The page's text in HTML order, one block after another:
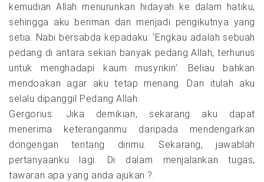
kemudian Allah menurunkan hidayah ke dalam hatiku,
sehingga aku beriman dan menjadi pengikutnya yang
setia. Nabi bersabda kepadaku: ‘Engkau adalah sebuah
pedang di antara sekian banyak pedang Allah, terhunus
untuk menghadapi kaum musyrikin’. Beliau bahkan
mendoakan agar aku tetap menang. Dari itulah aku
selalu dipanggil Pedang Allah.
Gergorius: Jika demikian, sekarang aku dapat
menerima keteranganmu daripada mendengarkan
dongengan tentang dirimu. Sekarang, jawablah
pertanyaanku lagi. Di dalam menjalankan tugas,
tawaran apa yang anda ajukan ?.